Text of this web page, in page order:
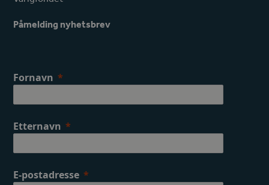
o
o
a
g
r
Påmelding nyhetsbrev
Fornavn
Etternavn
E-postadresse